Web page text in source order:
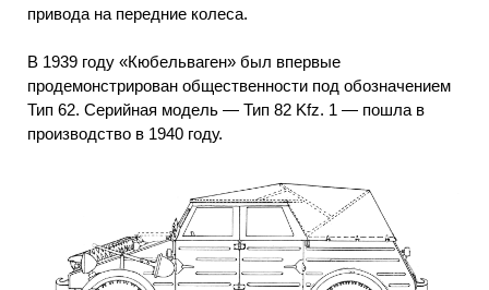
привода на передние колеса.
В 1939 году «Кюбельваген» был впервые
продемонстрирован общественности под обозначением
Тип 62. Серийная модель — Тип 82 Kfz. 1 — пошла в
производство в 1940 году.